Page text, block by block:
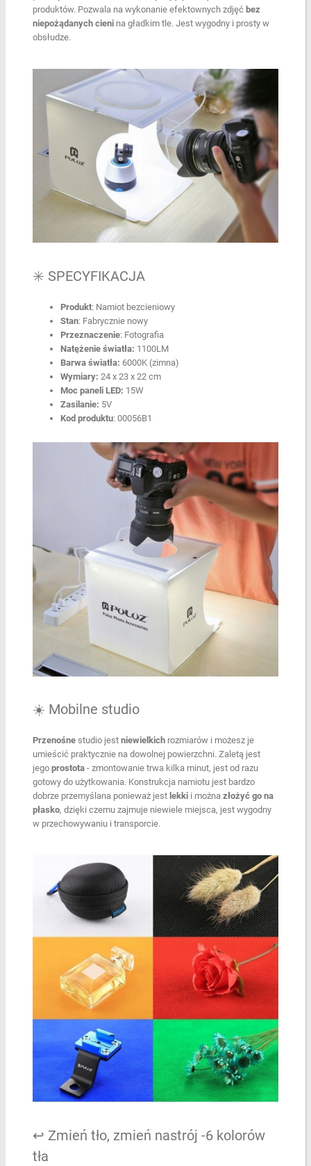
produktów. Pozwala na wykonanie efektownych zdjęć bez
niepożądanych cienina gładkim tle. Jest wygodny i prosty w
obsłudze.
✳️ SPECYFIKACJA
Produkt: Namiot bezcieniowy
Stan: Fabrycznie nowy
Przeznaczenie: Fotografia
Natężenie światła: 1100LM
Barwa światła: 6000K (zimna)
Wymiary: 24 x 23 x 22 cm
Moc paneli LED: 15W
Zasilanie: 5V
Kod produktu: 00056B1
☀️ Mobilne studio
Przenośne studio jest niewielkich rozmiarów i możesz je
umieścić praktycznie na dowolnej powierzchni. Zaletą jest
jego prostota - zmontowanie trwa kilka minut, jest od razu
gotowy do użytkowania. Konstrukcja namiotu jest bardzo
dobrze przemyślana ponieważ jest lekkii można złożyć go na
płasko, dzięki czemu zajmuje niewiele miejsca, jest wygodny
w przechowywaniu i transporcie.
↩️ Zmień tło, zmień nastrój -6 kolorów
tła